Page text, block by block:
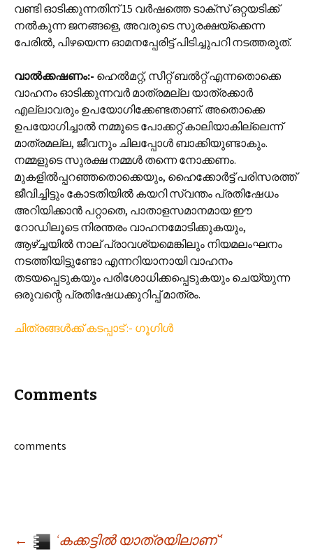
വണ്ടി ഓടിക്കുന്നതിന് 15 വർഷത്തെ ടാക്സ് ഒറ്റയടിക്ക്
നൽകുന്ന ജനങ്ങളെ, അവരുടെ സുരക്ഷയ്ക്കെന്ന
പേരിൽ, പിഴയെന്ന ഓമനപ്പേരിട്ട് പിടിച്ചുപറി നടത്തരുത്.
വാൽക്കഷണം:‌- ഹെൽമറ്റ്, സീറ്റ് ബൽറ്റ് എന്നതൊക്കെ
വാഹനം ഓടിക്കുന്നവർ മാത്രമല്ല യാത്രക്കാർ
എല്ലാവരും ഉപയോഗിക്കേണ്ടതാണ്. അതൊക്കെ
ഉപയോഗിച്ചാൽ നമ്മുടെ പോക്കറ്റ് കാലിയാകില്ലെന്ന്
മാത്രമല്ല, ജീവനും ചിലപ്പോൾ ബാക്കിയുണ്ടാകും.
നമ്മളുടെ സുരക്ഷ നമ്മൾ തന്നെ നോക്കണം.
മുകളിൽ‌പ്പറഞ്ഞതൊക്കെയും, ഹൈക്കോർട്ട് പരിസരത്ത്
ജീവിച്ചിട്ടും കോടതിയിൽ കയറി സ്വന്തം പ്രതിഷേധം
അറിയിക്കാൻ പറ്റാതെ, പാതാളസമാനമായ ഈ
റോഡിലൂടെ നിരന്തരം വാഹനമോടിക്കുകയും,
ആഴ്ച്ചയിൽ നാല് പ്രാവശ്യമെങ്കിലും നിയമലംഘനം
നടത്തിയിട്ടുണ്ടോ എന്നറിയാനായി വാഹനം
തടയപ്പെടുകയും പരിശോധിക്കപ്പെടുകയും ചെയ്യുന്ന
ഒരുവന്റെ പ്രതിഷേധക്കുറിപ്പ് മാത്രം.
ചിത്രങ്ങൾക്ക് കടപ്പാട് :- ഗൂഗിൾ
Comments
comments
←
‘കക്കട്ടിൽ യാത്രയിലാണ് ‘